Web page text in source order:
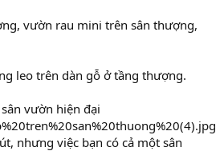
vườn rau mini trên sân thượng,
leo trên dàn gỗ ở tầng thượng.
vườn hiện đại
nhưng việc bạn có cả một sân